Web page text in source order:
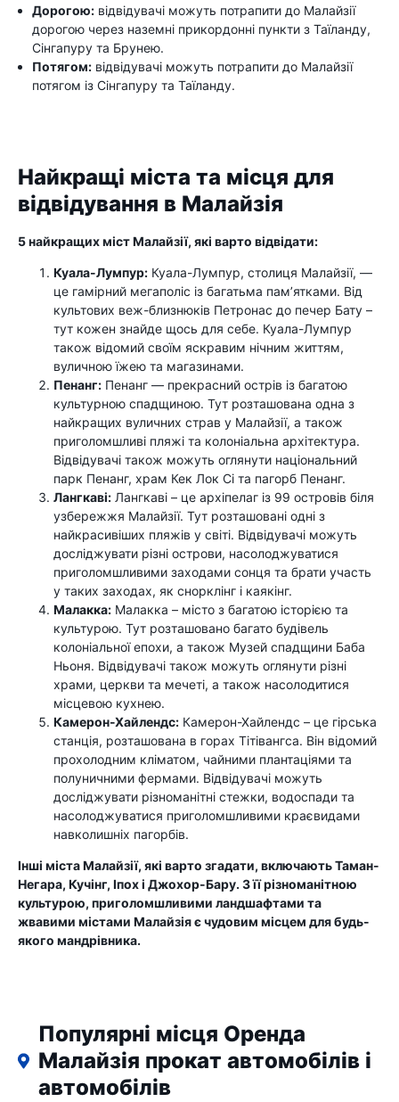
Дорогою: відвідувачі можуть потрапити до Малайзії
дорогою через наземні прикордонні пункти з Таїланду,
Сінгапуру та Брунею.
Потягом: відвідувачі можуть потрапити до Малайзії
потягом із Сінгапуру та Таїланду.
Найкращі міста та місця для
відвідування в Малайзія
5 найкращих міст Малайзії, які варто відвідати:
Куала-Лумпур: Куала-Лумпур, столиця Малайзії, —
це гамірний мегаполіс із багатьма пам’ятками. Від
культових веж-близнюків Петронас до печер Бату –
тут кожен знайде щось для себе. Куала-Лумпур
також відомий своїм яскравим нічним життям,
вуличною їжею та магазинами.
Пенанг: Пенанг — прекрасний острів із багатою
культурною спадщиною. Тут розташована одна з
найкращих вуличних страв у Малайзії, а також
приголомшливі пляжі та колоніальна архітектура.
Відвідувачі також можуть оглянути національний
парк Пенанг, храм Кек Лок Сі та пагорб Пенанг.
Лангкаві: Лангкаві – це архіпелаг із 99 островів біля
узбережжя Малайзії. Тут розташовані одні з
найкрасивіших пляжів у світі. Відвідувачі можуть
досліджувати різні острови, насолоджуватися
приголомшливими заходами сонця та брати участь
у таких заходах, як снорклінг і каякінг.
Малакка: Малакка – місто з багатою історією та
культурою. Тут розташовано багато будівель
колоніальної епохи, а також Музей спадщини Баба
Ньоня. Відвідувачі також можуть оглянути різні
храми, церкви та мечеті, а також насолодитися
місцевою кухнею.
Камерон-Хайлендс: Камерон-Хайлендс – це гірська
станція, розташована в горах Тітівангса. Він відомий
прохолодним кліматом, чайними плантаціями та
полуничними фермами. Відвідувачі можуть
досліджувати різноманітні стежки, водоспади та
насолоджуватися приголомшливими краєвидами
навколишніх пагорбів.
Інші міста Малайзії, які варто згадати, включають Таман-
Негара, Кучінг, Іпох і Джохор-Бару. З її різноманітною
культурою, приголомшливими ландшафтами та
жвавими містами Малайзія є чудовим місцем для будь-
якого мандрівника.
Популярні місця Оренда
Малайзія прокат автомобілів і
автомобілів